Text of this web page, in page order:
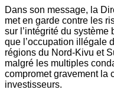
Dans son message, la
met en garde contre les
sur l’intégrité du
que l’occupation illégale
régions du Nord-Kivu et
malgré les multiples
compromet gravement la
investisseurs.